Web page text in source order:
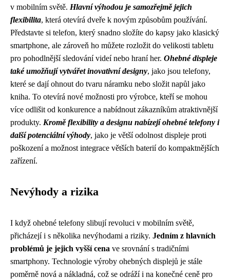
v mobilním světě. Hlavní výhodou je samozřejmě jejich
flexibilita, která otevírá dveře k novým způsobům používání.
Představte si telefon, který snadno složíte do kapsy jako klasický
smartphone, ale zároveň ho můžete rozložit do velikosti tabletu
pro pohodlnější sledování videí nebo hraní her. Ohebné displeje
také umožňují vytvářet inovativní designy, jako jsou telefony,
které se dají ohnout do tvaru náramku nebo složit napůl jako
kniha. To otevírá nové možnosti pro výrobce, kteří se mohou
více odlišit od konkurence a nabídnout zákazníkům atraktivnější
produkty. Kromě flexibility a designu nabízejí ohebné telefony i
další potenciální výhody, jako je větší odolnost displeje proti
poškození a možnost integrace větších baterií do kompaktnějších
zařízení.
Nevýhody a rizika
I když ohebné telefony slibují revoluci v mobilním světě,
přicházejí i s několika nevýhodami a riziky. Jedním z hlavních
problémů je jejich vyšší cena ve srovnání s tradičními
smartphony. Technologie výroby ohebných displejů je stále
poměrně nová a nákladná, což se odráží i na konečné ceně pro